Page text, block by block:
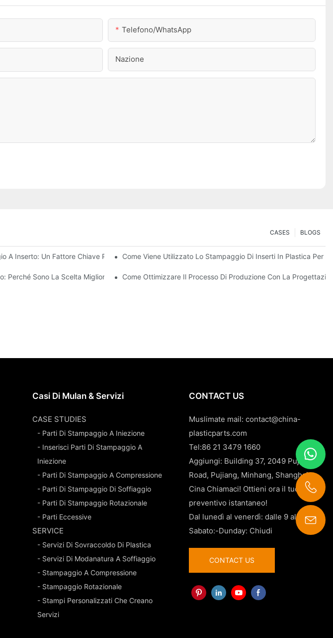
Telefono/WhatsApp
Nazione
BLOGS
CASES
A Inserto: Un Fattore Chiave Per La Creazione Di Parti Robuste E Multi-Materiale
Come Viene Utilizzato Lo Stampaggio Di Inserti In Plastica Per
Perché Sono La Scelta Migliore Per I Beni Di Consumo Durevoli
Come Ottimizzare Il Processo Di Produzione Con La
Casi Di Mulan & Servizi
CASE STUDIES
- Parti Di Stampaggio A Iniezione
- Inserisci Parti Di Stampaggio A
Iniezione
- Parti Di Stampaggio A Compressione
- Parti Di Stampaggio Di Soffiaggio
- Parti Di Stampaggio Rotazionale
- Parti Eccessive
SERVICE
- Servizi Di Sovraccoldo Di Plastica
- Servizi Di Modanatura A Soffiaggio
- Stampaggio A Compressione
- Stampaggio Rotazionale
- Stampi Personalizzati Che Creano
Servizi
CONTACT US
Muslimate mail:contact@china-
plasticparts.com
Tel:86 21 3479 1660
Aggiungi: Building 37, 2049 Pujin
Road, Pujiang, Minhang, Shanghai,
Cina Chiamaci! Ottieni ora il tuo
preventivo istantaneo!
Dal lunedì al venerdì: dalle 9 alle 18
Sabato:-Dunday: Chiudi
CONTACT US